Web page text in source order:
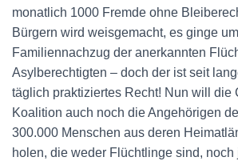
monatlich 1000 Fremde ohne
Bürgern wird weisgemacht, es ginge
Familiennachzug der anerkannten
Asylberechtigten – doch der ist seit
täglich praktiziertes Recht! Nun will die
Koalition auch noch die Angehörigen
300.000 Menschen aus deren
holen, die weder Flüchtlinge sind,